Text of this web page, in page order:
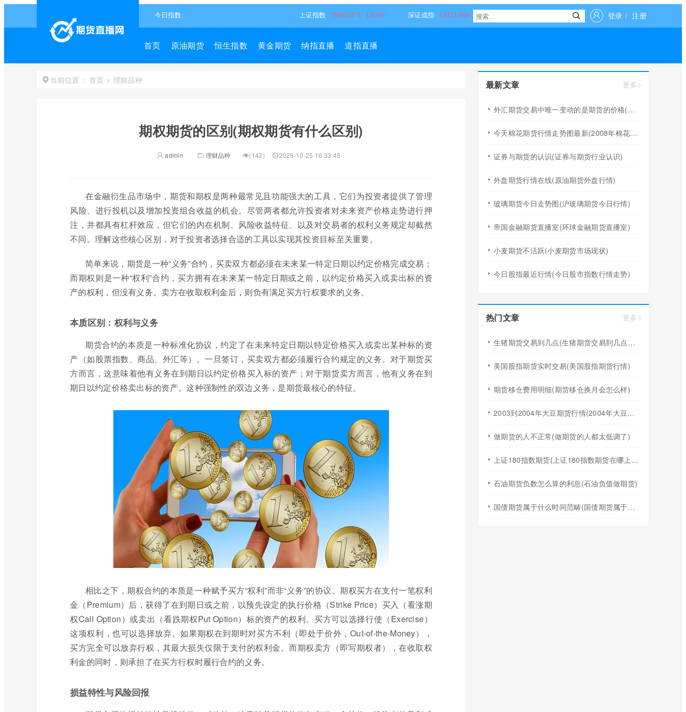
登录 / 注册
首页 原油期货 恒生指数 黄金期货 纳指直播 道指直播
当前位置： 首页 > 理财品种
期权期货的区别(期权期货有什么区别)
admin 理财品种 (142) 2025-10-25 16:33:45
在金融衍生品市场中，期货和期权是两种最常见且功能强大的工具，它们为投资者提供了管理
风险、进行投机以及增加投资组合收益的机会。尽管两者都允许投资者对未来资产价格走势进行押
注，并都具有杠杆效应，但它们的内在机制、风险收益特征、以及对交易者的权利义务规定却截然
不同。理解这些核心区别，对于投资者选择合适的工具以实现其投资目标至关重要。
简单来说，期货是一种“义务”合约，买卖双方都必须在未来某一特定日期以约定价格完成交易；
而期权则是一种“权利”合约，买方拥有在未来某一特定日期或之前，以约定价格买入或卖出标的资
产的权利，但没有义务。卖方在收取权利金后，则负有满足买方行权要求的义务。
本质区别：权利与义务
期货合约的本质是一种标准化协议，约定了在未来特定日期以特定价格买入或卖出某种标的资
产（如股票指数、商品、外汇等）。一旦签订，买卖双方都必须履行合约规定的义务。对于期货买
方而言，这意味着他有义务在到期日以约定价格买入标的资产；对于期货卖方而言，他有义务在到
期日以约定价格卖出标的资产。这种强制性的双边义务，是期货最核心的特征。
相比之下，期权合约的本质是一种赋予买方“权利”而非“义务”的协议。期权买方在支付一笔权利
金（Premium）后，获得了在到期日或之前，以预先设定的执行价格（Strike Price）买入（看涨期
权Call Option）或卖出（看跌期权Put Option）标的资产的权利。买方可以选择行使（Exercise）
这项权利，也可以选择放弃。如果期权在到期时对买方不利（即处于价外，Out-of-the-Money），
买方完全可以放弃行权，其最大损失仅限于支付的权利金。而期权卖方（即写期权者），在收取权
利金的同时，则承担了在买方行权时履行合约的义务。
损益特性与风险回报
最新文章 更多>
外汇期货交易中唯一变动的是期货的价格(外汇期货交易中唯一变动的是期货的价格吗)
今天棉花期货行情走势图最新(2008年棉花期货行情回顾)
证券与期货的认识(证券与期货行业认识)
外盘期货行情在线(原油期货外盘行情)
玻璃期货今日走势图(沪玻璃期货今日行情)
帝国金融期货直播室(环球金融期货直播室)
小麦期货不活跃(小麦期货市场现状)
今日股指最近行情(今日股市指数行情走势)
热门文章 更多>
生猪期货交易到几点(生猪期货交易到几点结束)
美国股指期货实时交易(美国股指期货行情)
期货移仓费用明细(期货移仓换月会怎么样)
2003到2004年大豆期货行情(2004年大豆期货回顾)
做期货的人不正常(做期货的人都太低调了)
上证180指数期货(上证180指数期货在哪上市的)
石油期货负数怎么算的利息(石油负值做期货)
国债期货属于什么时间范畴(国债期货属于什么时间范畴的)